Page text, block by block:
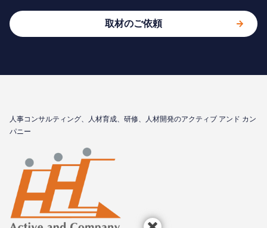
取材のご依頼
⼈事コンサルティング、⼈材育成、研修、⼈材開発のアクティブ アンド カン
パニー